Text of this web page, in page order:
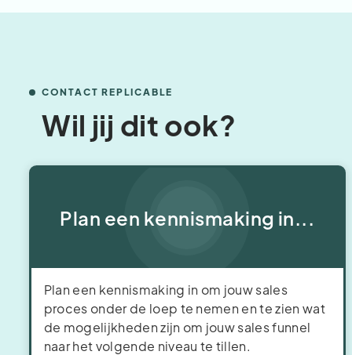
CONTACT REPLICABLE
Wil jij dit ook?
Plan een kennismaking in...
Plan een kennismaking in om jouw sales
proces onder de loep te nemen en te zien wat
de mogelijkheden zijn om jouw sales funnel
naar het volgende niveau te tillen.